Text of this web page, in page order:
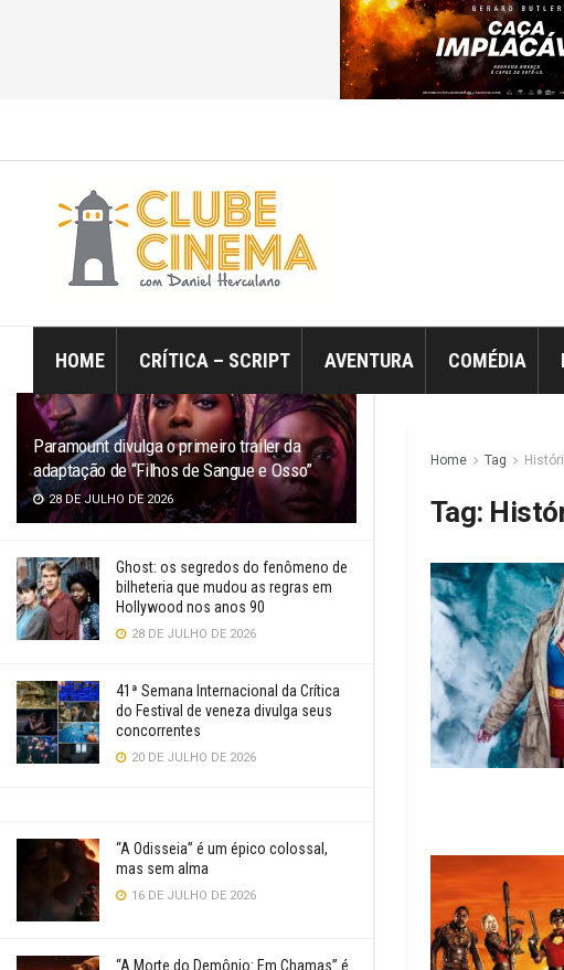
Paramount divulga o primeiro trailer da
adaptação de “Filhos de Sangue e Osso”
28 DE JULHO DE 2026
Ghost: os segredos do fenômeno de
bilheteria que mudou as regras em
Hollywood nos anos 90
28 DE JULHO DE 2026
41ª Semana Internacional da Crítica
do Festival de veneza divulga seus
concorrentes
20 DE JULHO DE 2026
“A Odisseia” é um épico colossal,
mas sem alma
16 DE JULHO DE 2026
“A Morte do Demônio: Em Chamas” é
HOME CRÍTICA – SCRIPT AVENTURA COMÉDIA
Home Tag
Tag: